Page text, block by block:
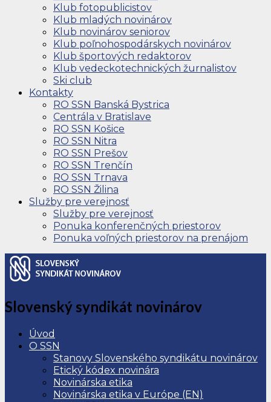
Klub fotopublicistov
Klub mladých novinárov
Klub novinárov seniorov
Klub poľnohospodárskych novinárov
Klub športových redaktorov
Klub vedeckotechnických žurnalistov
Ski club
Kontakty
RO SSN Banská Bystrica
Centrála v Bratislave
RO SSN Košice
RO SSN Nitra
RO SSN Prešov
RO SSN Trenčín
RO SSN Trnava
RO SSN Žilina
Služby pre verejnosť
Služby pre verejnosť
Ponuka konferenčných priestorov
Ponuka voľných priestorov na prenájom
Slovenský syndikát novinárov
Úvod
O SSN
Stanovy Slovenského syndikátu novinárov
Etický kódex novinára
Novinárska etika
Novinárska etika v Európe (EN)